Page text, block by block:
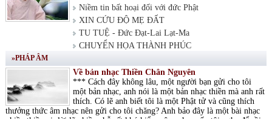
Niềm tin bất hoại đối với đức Phật
XIN CỨU ĐỘ MẸ ĐẤT
TU TUỆ - Đức Đạt-Lai Lạt-Ma
CHUYỂN HỌA THÀNH PHÚC
»PHÁP ÂM
Về bản nhạc Thiền Chân Nguyên
*** Cách đây không lâu, một người bạn gửi cho tôi
một bản nhạc, anh nói là một bản nhạc thiền mà anh rất
thích. Có lẽ anh biết tôi là một Phật tử và cũng thích
thưởng thức âm nhạc nên gửi cho tôi chăng? Anh bảo đây là một bài nhạc